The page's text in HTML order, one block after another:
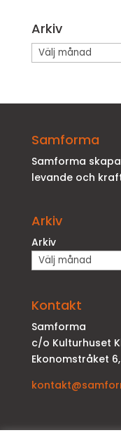
Arkiv
Arkiv
Samforma
Samforma
levande och
Arkiv
Arkiv
Kontakt
Samforma
c/o Kulturhuset
Ekonomstråket